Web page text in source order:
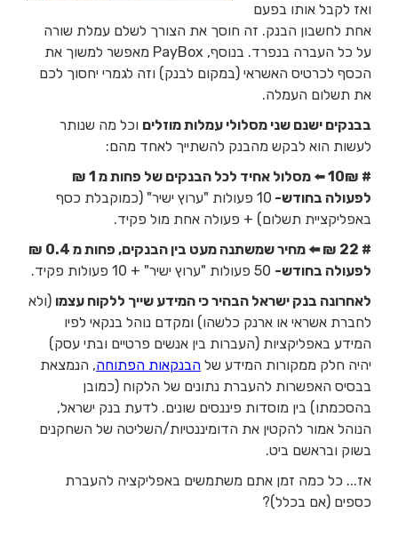
ואז לקבל אותו בפעם
אחת לחשבון הבנק. זה חוסך את הצורך לשלם עמלת שורה
על כל העברה בנפרד. בנוסף, PayBox מאפשר למשוך את
הכסף לכרטיס האשראי (במקום לבנק) וזה לגמרי יחסוך לכם
את תשלום העמלה.
בבנקים ישנם שני מסלולי עמלות מוזלים וכל מה שנותר
לעשות הוא לבקש מהבנק להשתייך לאחד מהם:
# 10₪
⬅️
מסלול אחיד לכל הבנקים של פחות מ 1 ₪
לפעולה בחודש-
10 פעולות "ערוץ ישיר" (כמוקבלת כסף
באפליקציית תשלום) + פעולה אחת מול פקיד.
# 22 ₪ ⬅️ מחיר שמשתנה מעט בין הבנקים, פחות מ 0.4 ₪
לפעולה בחודש-
לאחרונה בנק ישראל הבהיר כי המידע שייך ללקוח עצמו (ולא
לחברת אשראי או ארנק כלשהו) ומקדם נוהל בנקאי לפיו
המידע באפליקציות (העברות בין אנשים פרטיים ובתי עסק)
יהיה חלק ממקורות המידע של הבנקאות הפתוחה, הנמצאת
בבסיס האפשרות להעברת נתונים של הלקוח (כמובן
בהסכמתו) בין מוסדות פיננסים שונים. לדעת בנק ישראל,
הנוהל אמור להקטין את הדומיננטיות/השליטה של השחקנים
בשוק ובראשם ביט.
אז... כל כמה זמן אתם משתמשים באפליקציה להעברת
כספים (אם בכלל)?